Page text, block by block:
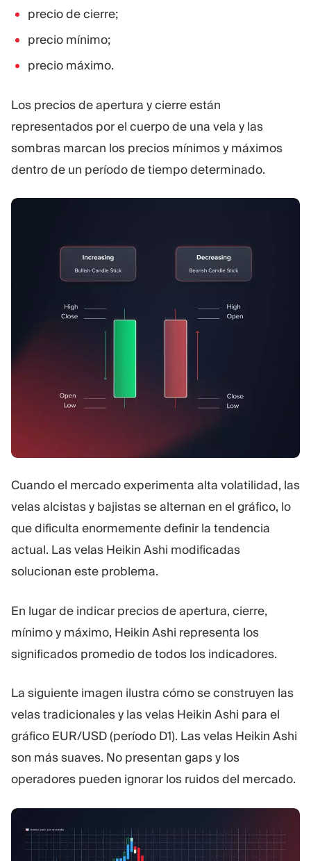
precio de cierre;
precio mínimo;
precio máximo.
Los precios de apertura y cierre están
representados por el cuerpo de una vela y las
sombras marcan los precios mínimos y máximos
dentro de un período de tiempo determinado.
Cuando el mercado experimenta alta volatilidad, las
velas alcistas y bajistas se alternan en el gráfico, lo
que dificulta enormemente definir la tendencia
actual. Las velas Heikin Ashi modificadas
solucionan este problema.
En lugar de indicar precios de apertura, cierre,
mínimo y máximo, Heikin Ashi representa los
significados promedio de todos los indicadores.
La siguiente imagen ilustra cómo se construyen las
velas tradicionales y las velas Heikin Ashi para el
gráfico EUR/USD (período D1). Las velas Heikin Ashi
son más suaves. No presentan gaps y los
operadores pueden ignorar los ruidos del mercado.